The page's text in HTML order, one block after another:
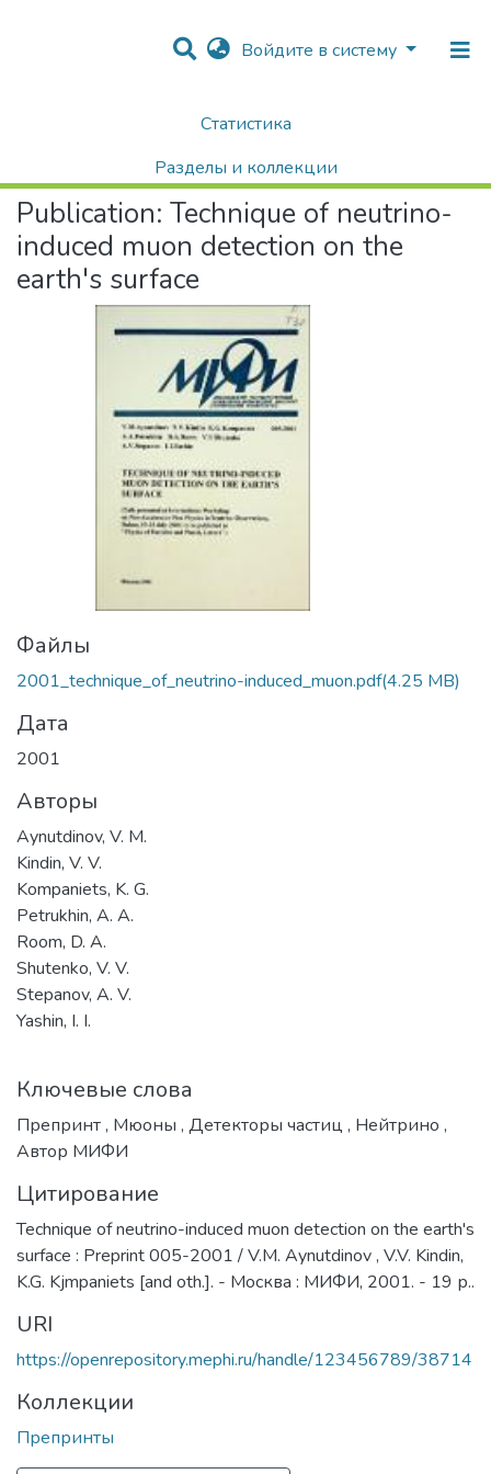
Войдите в систему
Статистика
Разделы и коллекции
Поиск
Publication: Technique of neutrino-
induced muon detection on the
earth's surface
Файлы
2001_technique_of_neutrino-induced_muon.pdf(4.25 MB)
Дата
2001
Авторы
Aynutdinov, V. M.
Kindin, V. V.
Kompaniets, K. G.
Petrukhin, A. A.
Room, D. A.
Shutenko, V. V.
Stepanov, A. V.
Yashin, I. I.
Ключевые слова
Препринт, Мюоны , Детекторы частиц , Нейтрино ,
Автор МИФИ
Цитирование
Technique of neutrino-induced muon detection on the earth's
surface : Preprint 005-2001 / V.M. Aynutdinov , V.V. Kindin,
K.G. Kjmpaniets [and oth.]. - Москва : МИФИ, 2001. - 19 р..
URI
https://openrepository.mephi.ru/handle/123456789/38714
Коллекции
Препринты